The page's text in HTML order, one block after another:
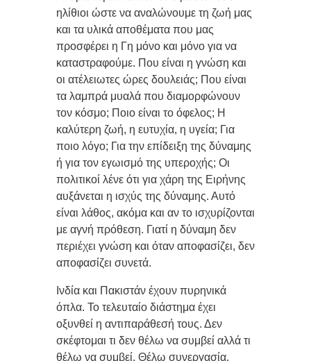
ηλίθιοι ώστε να αναλώνουμε τη ζωή μας
και τα υλικά αποθέματα που μας
προσφέρει η Γη μόνο και μόνο για να
καταστραφούμε. Που είναι η γνώση και
οι ατέλειωτες ώρες δουλειάς; Που είναι
τα λαμπρά μυαλά που διαμορφώνουν
τον κόσμο; Ποιο είναι το όφελος; Η
καλύτερη ζωή, η ευτυχία, η υγεία; Για
ποιο λόγο; Για την επίδειξη της δύναμης
ή για τον εγωισμό της υπεροχής; Οι
πολιτικοί λένε ότι για χάρη της Ειρήνης
αυξάνεται η ισχύς της δύναμης. Αυτό
είναι λάθος, ακόμα και αν το ισχυρίζονται
με αγνή πρόθεση. Γιατί η δύναμη δεν
περιέχει γνώση και όταν αποφασίζει, δεν
αποφασίζει συνετά.
Ινδία και Πακιστάν έχουν πυρηνικά
όπλα. Το τελευταίο διάστημα έχει
οξυνθεί η αντιπαράθεσή τους. Δεν
σκέφτομαι τι δεν θέλω να συμβεί αλλά τι
θέλω να συμβεί. Θέλω συνεργασία,